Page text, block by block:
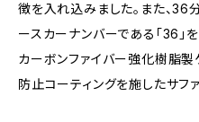
徴を入れ込みました。また、36
ースカーナンバーである「36」を
カーボンファイバー強化樹脂製
防止コーティングを施したサフ